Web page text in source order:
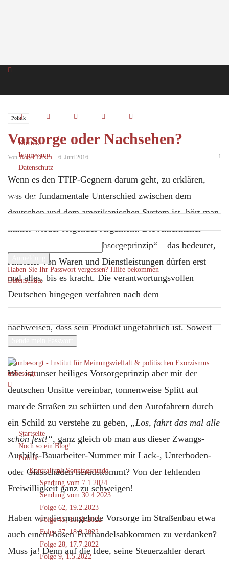
Kontakt
Impressum
Datenschutz
Anmelden
Herzlich willkommen! Melden Sie sich an
Ihr Passwort
Haben Sie Ihr Passwort vergessen? Hilfe bekommen
Datenschutz
Passwort-Wiederherstellung
Passwort zurücksetzen
Ihre E-Mail-Adresse
unbesorgt
Startseite
Noch so ein Blog!
Politik
KontraFunk Sonntagsrunde
Sendung vom 7.1.2024
Sendung vom 30.4.2023
Folge 62, 19.2.2023
Folge 45, 13.11.2022
Folge 37, 18.9.2022
Folge 28, 17.7.2022
Folge 9, 1.5.2022
Politik
Vorsorge oder Nachsehen?
Von Roger Letsch - 6. Juni 2016 1
Wenn es den TTIP-Gegnern darum geht, zu erklären,
was der fundamentale Unterschied zwischen dem
deutschen und dem amerikanischen System ist, hört man
immer wieder folgendes Argument. Die Amerikaner
verfahren nach dem „Nachsorgeprinzip“ – das bedeutet,
Anbieter von Waren und Dienstleistungen dürfen erst
mal alles, bis es kracht. Die verantwortungsvollen
Deutschen hingegen verfahren nach dem
„Vorsorgeprinzip“ – in diesem Fall muss der Anbieter
nachweisen, dass sein Produkt ungefährlich ist. Soweit
die Theorie.
Wie ist unser heiliges Vorsorgeprinzip aber mit der
deutschen Unsitte vereinbar, tonnenweise Splitt auf
marode Straßen zu schütten und den Autofahrern durch
ein Schild zu verstehe zu geben, „Los, fahrt das mal alle
schön fest!“, ganz gleich ob man aus dieser Zwangs-
Aushilfs-Bauarbeiter-Nummer mit Lack-, Unterboden-
oder Glasschäden herauskommt? Von der fehlenden
Freiwilligkeit ganz zu schweigen!
Haben wir die mangelnde Vorsorge im Straßenbau etwa
auch einem bösen Freihandelsabkommen zu verdanken?
Muss ja! Denn auf die Idee, seine Steuerzahler derart